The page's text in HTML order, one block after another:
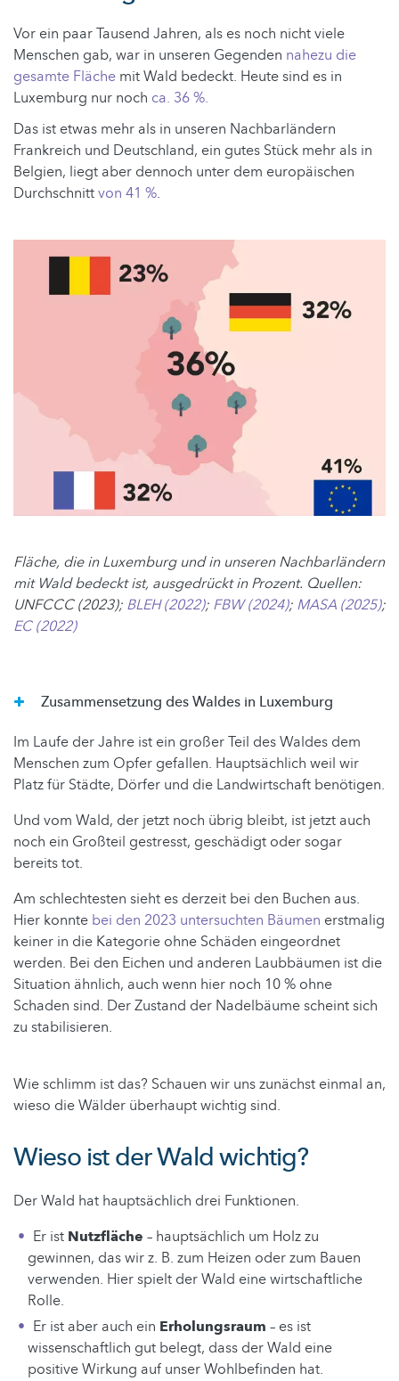
Vor ein paar Tausend Jahren, als es noch nicht viele
Menschen gab, war in unseren Gegenden nahezu die
gesamte Fläche mit Wald bedeckt. Heute sind es in
Luxemburg nur noch ca. 36 %.
Das ist etwas mehr als in unseren Nachbarländern
Frankreich und Deutschland, ein gutes Stück mehr als in
Belgien, liegt aber dennoch unter dem europäischen
Durchschnittvon 41 %.
Fläche, die in Luxemburg und in unseren Nachbarländern
mit Wald bedeckt ist, ausgedrückt in Prozent. Quellen:
UNFCCC (2023); BLEH (2022); FBW (2024); MASA (2025);
EC (2022)
Zusammensetzung des Waldes in Luxemburg
Im Laufe der Jahre ist ein großer Teil des Waldes dem
Menschen zum Opfer gefallen. Hauptsächlich weil wir
Platz für Städte, Dörfer und die Landwirtschaft benötigen.
Und vom Wald, der jetzt noch übrig bleibt, ist jetzt auch
noch ein Großteil gestresst, geschädigt oder sogar
bereits tot.
Am schlechtesten sieht es derzeit bei den Buchen aus.
Hier konnte bei den 2023 untersuchten Bäumen erstmalig
keiner in die Kategorie ohne Schäden eingeordnet
werden. Bei den Eichen und anderen Laubbäumen ist die
Situation ähnlich, auch wenn hier noch 10 % ohne
Schaden sind. Der Zustand der Nadelbäume scheint sich
zu stabilisieren.
Wie schlimm ist das? Schauen wir uns zunächst einmal an,
wieso die Wälder überhaupt wichtig sind.
Wieso ist der Wald wichtig?
Der Wald hat hauptsächlich drei Funktionen.
Er ist Nutzfläche – hauptsächlich um Holz zu
gewinnen, das wir z. B. zum Heizen oder zum Bauen
verwenden. Hier spielt der Wald eine wirtschaftliche
Rolle.
Er ist aber auch ein Erholungsraum – es ist
wissenschaftlich gut belegt, dass der Wald eine
positive Wirkung auf unser Wohlbefinden hat.